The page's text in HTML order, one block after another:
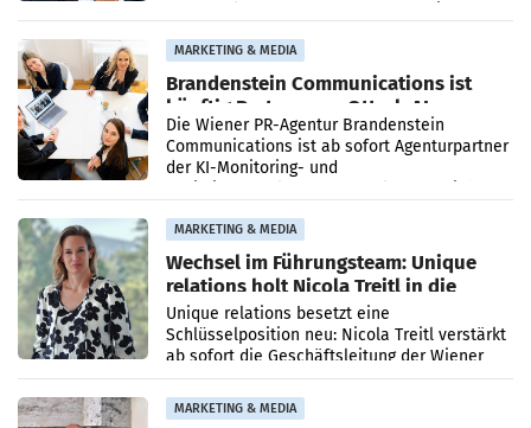
MARKETING & MEDIA
Brandenstein Communications ist
künftig Partner von OtterlyAI
Die Wiener PR-Agentur Brandenstein
Communications ist ab sofort Agenturpartner
der KI-Monitoring- und
MARKETING & MEDIA
Wechsel im Führungsteam: Unique
relations holt Nicola Treitl in die
Geschäftsleitung
Unique relations besetzt eine
Schlüsselposition neu: Nicola Treitl verstärkt
ab sofort die Geschäftsleitung der Wiener
PR-Agentur an der Seite von Josef Kalina und
Anna Kalina-Mahr.
MARKETING & MEDIA